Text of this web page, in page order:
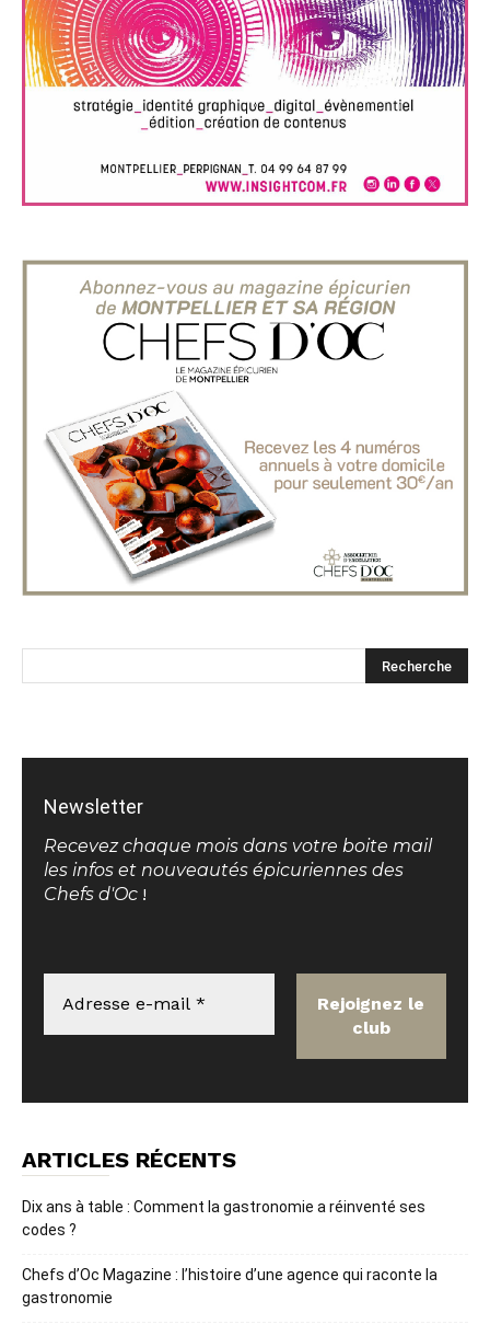
Newsletter
Recevez chaque mois dans votre boite mail
les infos et nouveautés épicuriennes des
Chefs d'Oc !
ARTICLES RÉCENTS
Dix ans à table : Comment la gastronomie a réinventé ses
codes ?
Chefs d’Oc Magazine : l’histoire d’une agence qui raconte la
gastronomie